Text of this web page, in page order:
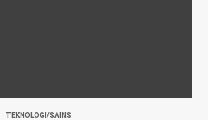
TEKNOLOGI/SAINS